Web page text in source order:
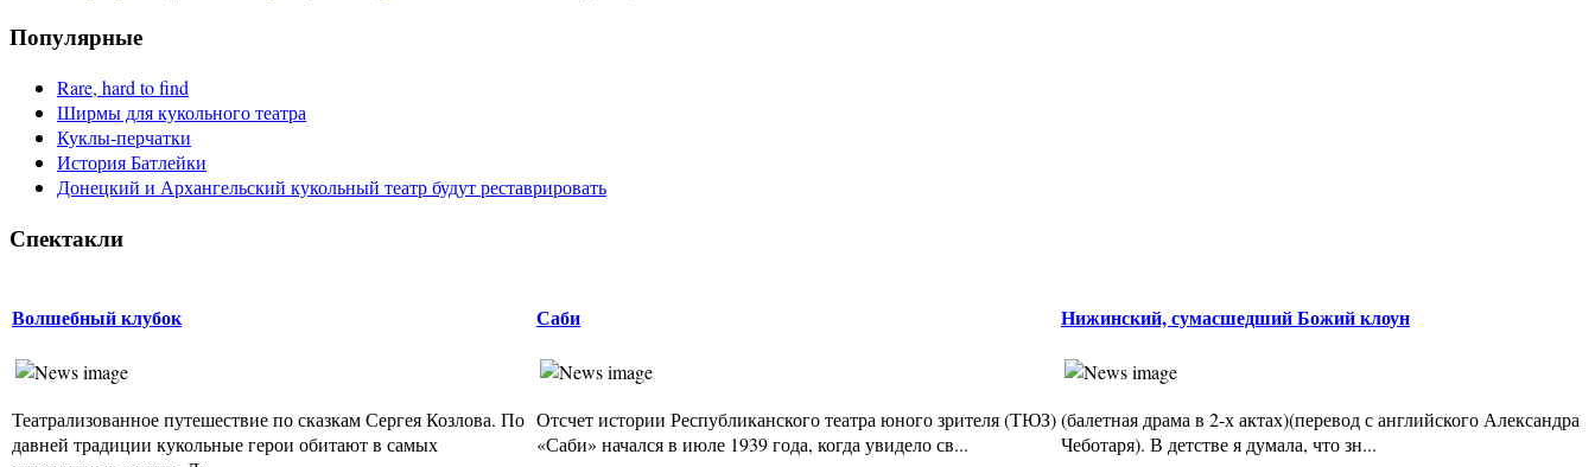
Популярные
Rare, hard to find
Ширмы для кукольного театра
Куклы-перчатки
История Батлейки
Донецкий и Архангельский кукольный театр будут реставрировать
Спектакли
Волшебный клубок
Театрализованное путешествие по сказкам Сергея Козлова. По
давней традиции кукольные герои обитают в самых
Саби
Отсчет истории Республиканского театра юного зрителя (ТЮЗ)
«Саби» начался в июле 1939 года, когда увидело св...
Нижинский, сумасшедший Божий клоун
(балетная драма в 2-х актах)(перевод с английского Александра
Чеботаря). В детстве я думала, что зн...